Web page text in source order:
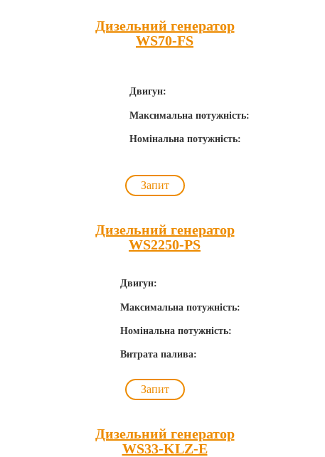
Дизельний генератор
WS70-FS
Двигун:
Максимальна потужність:
Номінальна потужність:
Запит
Дизельний генератор
WS2250-PS
Двигун:
Максимальна потужність:
Номінальна потужність:
Витрата палива:
Запит
Дизельний генератор
WS33-KLZ-E